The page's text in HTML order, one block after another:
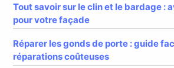
Tout savoir sur le clin et le bardage :
pour votre façade
Réparer les gonds de porte : guide
réparations coûteuses